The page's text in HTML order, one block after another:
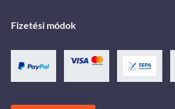
Fizetési módok